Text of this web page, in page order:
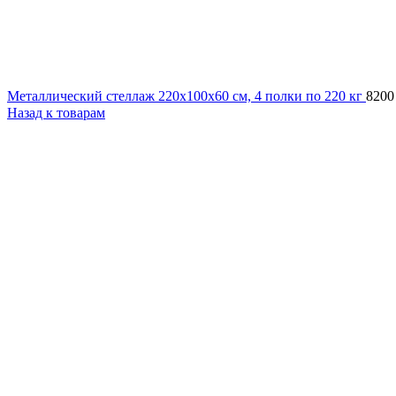
Металлический стеллаж 220x100x60 см, 4 полки по 220 кг
Назад к товарам